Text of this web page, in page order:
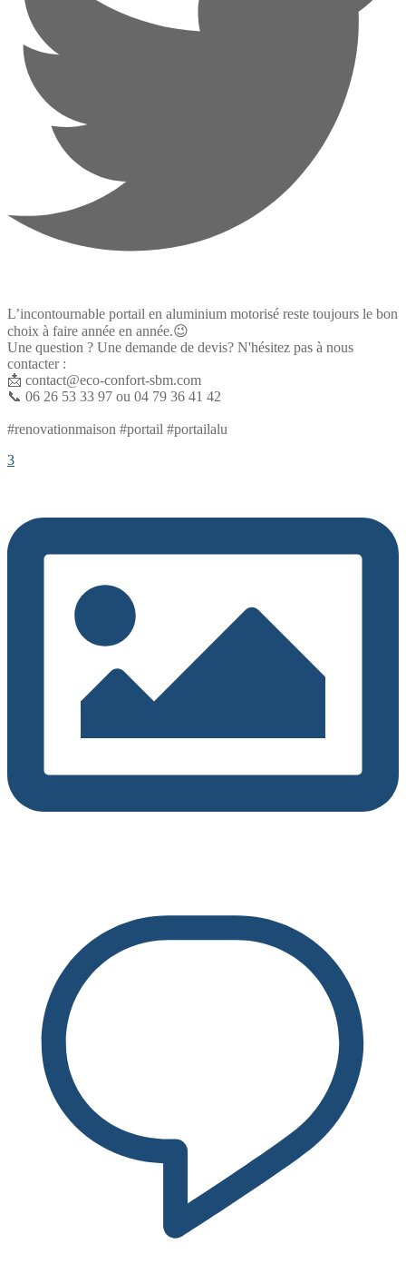
L’incontournable portail en aluminium motorisé reste toujours le bon
choix à faire année en année.😉
Une question ? Une demande de devis? N'hésitez pas à nous
contacter :
📩 contact@eco-confort-sbm.com
📞 06 26 53 33 97 ou 04 79 36 41 42
#renovationmaison #portail #portailalu
3